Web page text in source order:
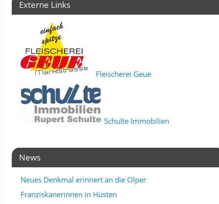
Externe Links
Fleischerei Geue
Schulte Immobilien
News
Neues Denkmal erinnert an die Olper
Franziskanerinnen in Hüsten